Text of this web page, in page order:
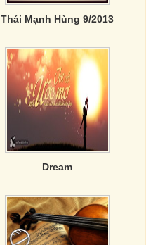
Thái Mạnh Hùng 9/2013
Dream